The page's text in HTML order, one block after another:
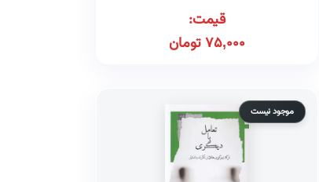
قیمت:
75,000تومان
موجود نیست